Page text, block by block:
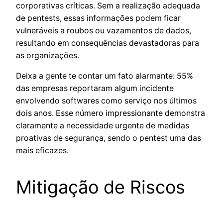
corporativas críticas. Sem a realização adequada
de pentests, essas informações podem ficar
vulneráveis a roubos ou vazamentos de dados,
resultando em consequências devastadoras para
as organizações.
Deixa a gente te contar um fato alarmante: 55%
das empresas reportaram algum incidente
envolvendo softwares como serviço nos últimos
dois anos. Esse número impressionante demonstra
claramente a necessidade urgente de medidas
proativas de segurança, sendo o pentest uma das
mais eficazes.
Mitigação de Riscos